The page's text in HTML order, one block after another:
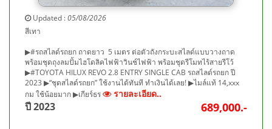
Updated :05/08/2026
สีเทา
▶#รถสไลด์รถยก ถาดยาว 5 เมตร ต่อตัวถังกระบะสไลด์แบบวางถาด
พร้อมชุดถุงลมปั้มไฮโดลิคไฟฟ้าวินช์ไฟฟ้า พร้อมชุดรีโมทไร้สายรีโว้
▶#TOYOTA HILUX REVO 2.8 ENTRY SINGLE CAB รถสไลด์รถยก ปี
2023 ▶“ชุดสไลด์รถยก” ใช้งานได้ทันที ทำเงินได้เลย! ▶ไมล์แท้ 14,xxx
กม ใช้น้อยมาก ▶เกียร์ธร
รายละเอียด..
ปี 2023 689,000.-